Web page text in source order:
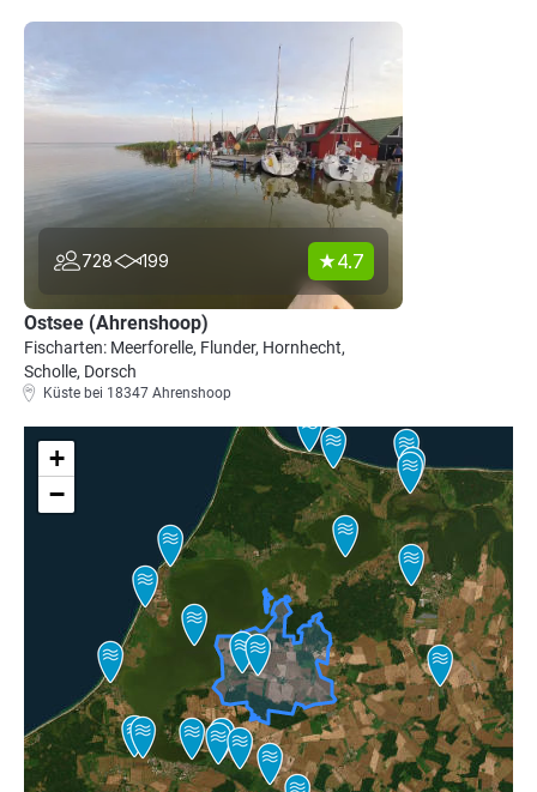
728 199 4.7
Ostsee (Ahrenshoop)
Fischarten: Meerforelle, Flunder, Hornhecht,
Scholle, Dorsch
Küste bei 18347 Ahrenshoop
+
−